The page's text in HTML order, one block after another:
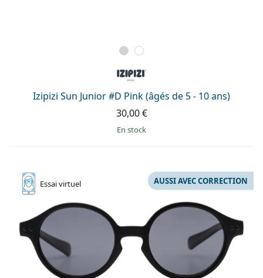
Izipizi Sun Junior #D Pink (âgés de 5 - 10 ans)
30,00 €
en stock
Essaivirtuel AUSSI AVEC CORRECTION